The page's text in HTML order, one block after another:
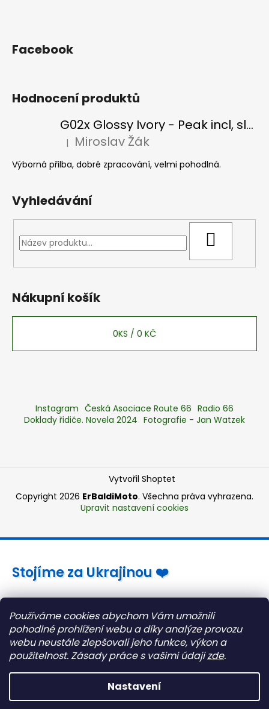
Používáme cookies abychom Vám umožnili
pohodlné prohlížení webu a díky analýze provozu
webu neustále zlepšovali jeho funkce, výkon a
použitelnost.Zásady práce s vašimi údajizde.
Nastavení
Facebook
Hodnocení produktů
G02x Glossy Ivory - Peak incl, slonová kost
Hodnocení produktu je 5 z 5 hvězdiček.
| Miroslav Žák
Výborná přilba, dobré zpracování, velmi pohodlná.
Vyhledávání
Nákupní košík
0KS / 0 KČ
Instagram Česká Asociace Route 66 Radio 66
Doklady řidiče. Novela 2024 Fotografie - Jan Watzek
Vytvořil Shoptet
Copyright 2026 ErBaldiMoto. Všechna práva vyhrazena.
Upravit nastavení cookies
Stojíme za Ukrajinou ❤️
Jak a čím pomoci »